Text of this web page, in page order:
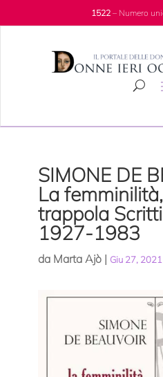
1522– Numero
SIMONE DE
La
trappola
1927-1983
da Marta Ajò| Giu 27, 2021